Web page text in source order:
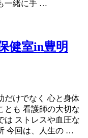
一緒に手 …
健室in豊明
だけでなく 心と身体
とも 看護師の大切な
は ストレスや血圧な
今回は、人生の …